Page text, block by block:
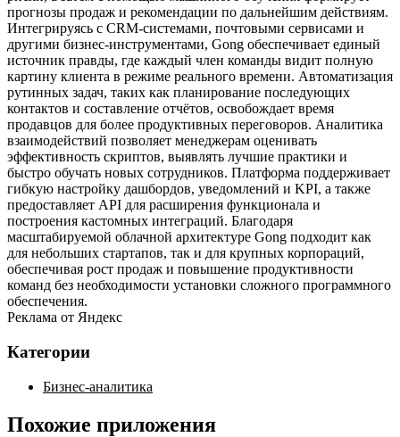
прогнозы продаж и рекомендации по дальнейшим действиям.
Интегрируясь с CRM‑системами, почтовыми сервисами и
другими бизнес‑инструментами, Gong обеспечивает единый
источник правды, где каждый член команды видит полную
картину клиента в режиме реального времени. Автоматизация
рутинных задач, таких как планирование последующих
контактов и составление отчётов, освобождает время
продавцов для более продуктивных переговоров. Аналитика
взаимодействий позволяет менеджерам оценивать
эффективность скриптов, выявлять лучшие практики и
быстро обучать новых сотрудников. Платформа поддерживает
гибкую настройку дашбордов, уведомлений и KPI, а также
предоставляет API для расширения функционала и
построения кастомных интеграций. Благодаря
масштабируемой облачной архитектуре Gong подходит как
для небольших стартапов, так и для крупных корпораций,
обеспечивая рост продаж и повышение продуктивности
команд без необходимости установки сложного программного
обеспечения.
Реклама от Яндекс
Категории
Бизнес-аналитика
Похожие приложения